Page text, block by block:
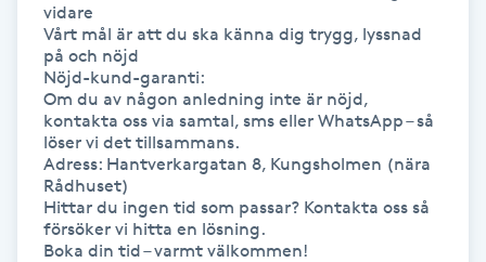
Hälsa
Hälsprickor
Idrottsmassage
vidare
Vårt mål är att du ska känna dig trygg, lyssnad
på och nöjd
Nöjd-kund-garanti:
Om du av någon anledning inte är nöjd,
kontakta oss via samtal, sms eller WhatsApp – så
löser vi det tillsammans.
Adress: Hantverkargatan 8, Kungsholmen (nära
Rådhuset)
Hittar du ingen tid som passar? Kontakta oss så
försöker vi hitta en lösning.
Boka din tid – varmt välkommen!